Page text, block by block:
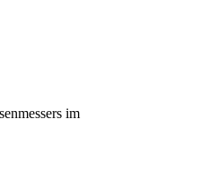
im